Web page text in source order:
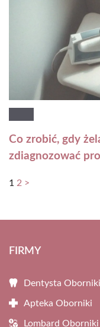
Co zrobić, gdy
zdiagnozować
1 2 >
FIRMY
Dentysta Oborniki
Apteka Oborniki
Lombard Oborniki